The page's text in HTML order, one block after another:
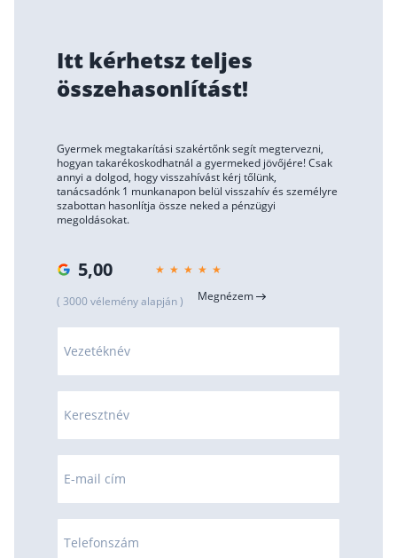
Blog
Vállalkozói hitel
Szabad felhasználású hitel
Hitelkiváltás
Babaváró hitel
Vagyonbiztosítások
Lakásbiztosítás: válaszok az 50 leggyakoribb
Itt kérhetsz teljes
összehasonlítást!
Gyermek megtakarítási szakértőnk segít megtervezni,
hogyan takarékoskodhatnál a gyermeked jövőjére! Csak
annyi a dolgod, hogy visszahívást kérj tőlünk,
tanácsadónk 1 munkanapon belül visszahív és személyre
szabottan hasonlítja össze neked a pénzügyi
megoldásokat.
5,00
( 3000 vélemény alapján ) Megnézem
Vezetéknév
Keresztnév
E-mail cím
Telefonszám